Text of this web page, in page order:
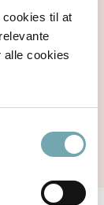
til at
cookies